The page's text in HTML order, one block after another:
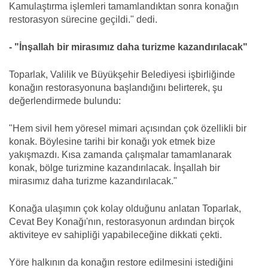
Kamulaştırma işlemleri tamamlandıktan sonra konağın
restorasyon sürecine geçildi." dedi.
- "İnşallah bir mirasımız daha turizme kazandırılacak"
Toparlak, Valilik ve Büyükşehir Belediyesi işbirliğinde
konağın restorasyonuna başlandığını belirterek, şu
değerlendirmede bulundu:
"Hem sivil hem yöresel mimari açısından çok özellikli bir
konak. Böylesine tarihi bir konağı yok etmek bize
yakışmazdı. Kısa zamanda çalışmalar tamamlanarak
konak, bölge turizmine kazandırılacak. İnşallah bir
mirasımız daha turizme kazandırılacak."
Konağa ulaşımın çok kolay olduğunu anlatan Toparlak,
Cevat Bey Konağı'nın, restorasyonun ardından birçok
aktiviteye ev sahipliği yapabileceğine dikkati çekti.
Yöre halkının da konağın restore edilmesini istediğini